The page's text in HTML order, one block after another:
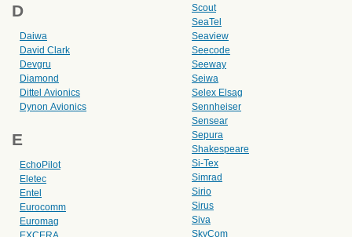
D
Daiwa
David Clark
Devgru
Diamond
Dittel Avionics
Dynon Avionics
E
EchoPilot
Eletec
Entel
Eurocomm
Euromag
Scout
SeaTel
Seaview
Seecode
Seeway
Seiwa
Selex Elsag
Sennheiser
Sensear
Sepura
Shakespeare
Si-Tex
Simrad
Sirio
Sirus
Siva
SkyCom